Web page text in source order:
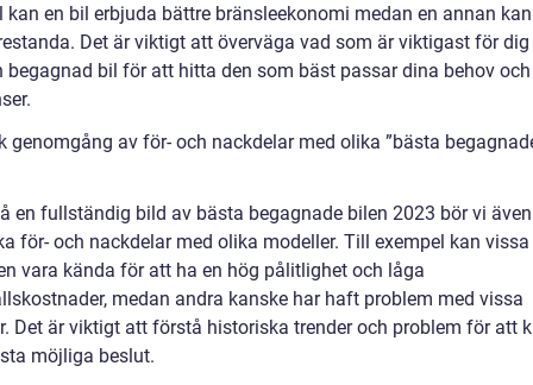
kan en bil erbjuda bättre bränsleekonomi medan en annan
Det är viktigt att överväga vad som är viktigast för
begagnad bil för att hitta den som bäst passar dina behov och
genomgång av för- och nackdelar med olika ”bästa
en fullständig bild av bästa begagnade bilen 2023 bör vi
för- och nackdelar med olika modeller. Till exempel kan vissa
vara kända för att ha en hög pålitlighet och låga
medan andra kanske har haft problem med vissa
Det är viktigt att förstå historiska trender och problem för att
möjliga beslut.